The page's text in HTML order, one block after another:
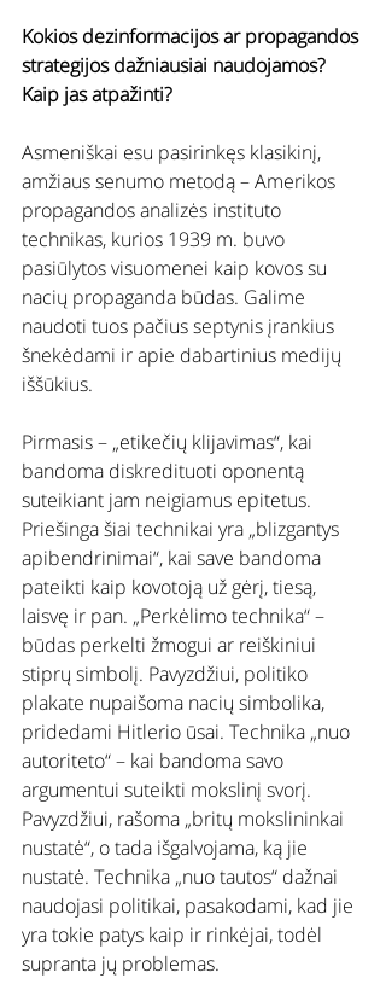
Kokios dezinformacijos ar propagandos
strategijos dažniausiai naudojamos?
Kaip jas atpažinti?
Asmeniškai esu pasirinkęs klasikinį,
amžiaus senumo metodą – Amerikos
propagandos analizės instituto
technikas, kurios 1939 m. buvo
pasiūlytos visuomenei kaip kovos su
nacių propaganda būdas. Galime
naudoti tuos pačius septynis įrankius
šnekėdami ir apie dabartinius medijų
iššūkius.
Pirmasis – „etikečių klijavimas“, kai
bandoma diskredituoti oponentą
suteikiant jam neigiamus epitetus.
Priešinga šiai technikai yra „blizgantys
apibendrinimai“, kai save bandoma
pateikti kaip kovotoją už gėrį, tiesą,
laisvę ir pan. „Perkėlimo technika“ –
būdas perkelti žmogui ar reiškiniui
stiprų simbolį. Pavyzdžiui, politiko
plakate nupaišoma nacių simbolika,
pridedami Hitlerio ūsai. Technika „nuo
autoriteto“ – kai bandoma savo
argumentui suteikti mokslinį svorį.
Pavyzdžiui, rašoma „britų mokslininkai
nustatė“, o tada išgalvojama, ką jie
nustatė. Technika „nuo tautos“ dažnai
naudojasi politikai, pasakodami, kad jie
yra tokie patys kaip ir rinkėjai, todėl
supranta jų problemas.